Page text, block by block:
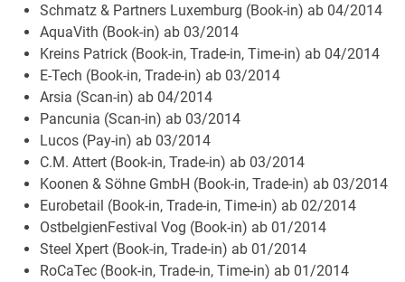
Schmatz & Partners Luxemburg (Book-in) ab 04/2014
AquaVith (Book-in) ab 03/2014
Kreins Patrick (Book-in, Trade-in, Time-in) ab 04/2014
E-Tech (Book-in, Trade-in) ab 03/2014
Arsia (Scan-in) ab 04/2014
Pancunia (Scan-in) ab 03/2014
Lucos (Pay-in) ab 03/2014
C.M. Attert (Book-in, Trade-in) ab 03/2014
Koonen & Söhne GmbH (Book-in, Trade-in) ab 03/2014
Eurobetail (Book-in, Trade-in, Time-in) ab 02/2014
OstbelgienFestival Vog (Book-in) ab 01/2014
Steel Xpert (Book-in, Trade-in) ab 01/2014
RoCaTec (Book-in, Trade-in, Time-in) ab 01/2014